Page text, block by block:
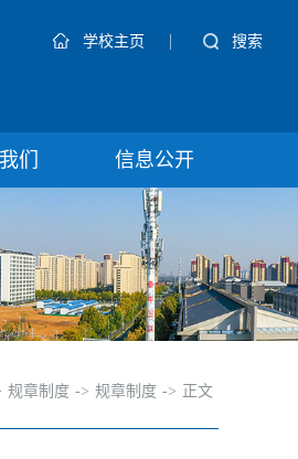
学校主页 | 搜索
们 信息公开
规章制度 -> 规章制度 -> 正文